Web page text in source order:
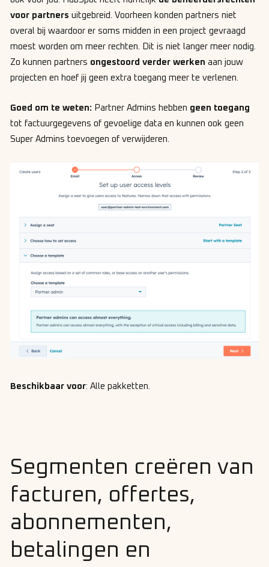
voor partners uitgebreid. Voorheen konden partners niet
overal bij waardoor er soms midden in een project gevraagd
moest worden om meer rechten. Dit is niet langer meer nodig.
Zo kunnen partners ongestoord verder werken aan jouw
projecten en hoef jij geen extra toegang meer te verlenen.
Goed om te weten: Partner Admins hebben geen toegang
tot factuurgegevens of gevoelige data en kunnen ook geen
Super Admins toevoegen of verwijderen.
Beschikbaar voor: Alle pakketten.
Segmenten creëren van
facturen, offertes,
abonnementen,
betalingen en